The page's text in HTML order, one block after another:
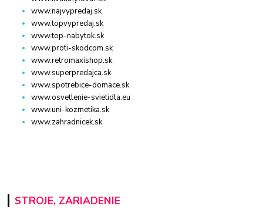
www.najvypredaj.sk
www.topvypredaj.sk
www.top-nabytok.sk
www.proti-skodcom.sk
www.retromaxishop.sk
www.superpredajca.sk
www.spotrebice-domace.sk
www.osvetlenie-svietidla.eu
www.uni-kozmetika.sk
www.zahradnicek.sk
STROJE, ZARIADENIE